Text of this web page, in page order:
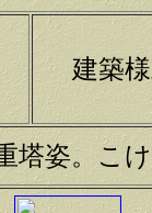
建築
塔姿。こ